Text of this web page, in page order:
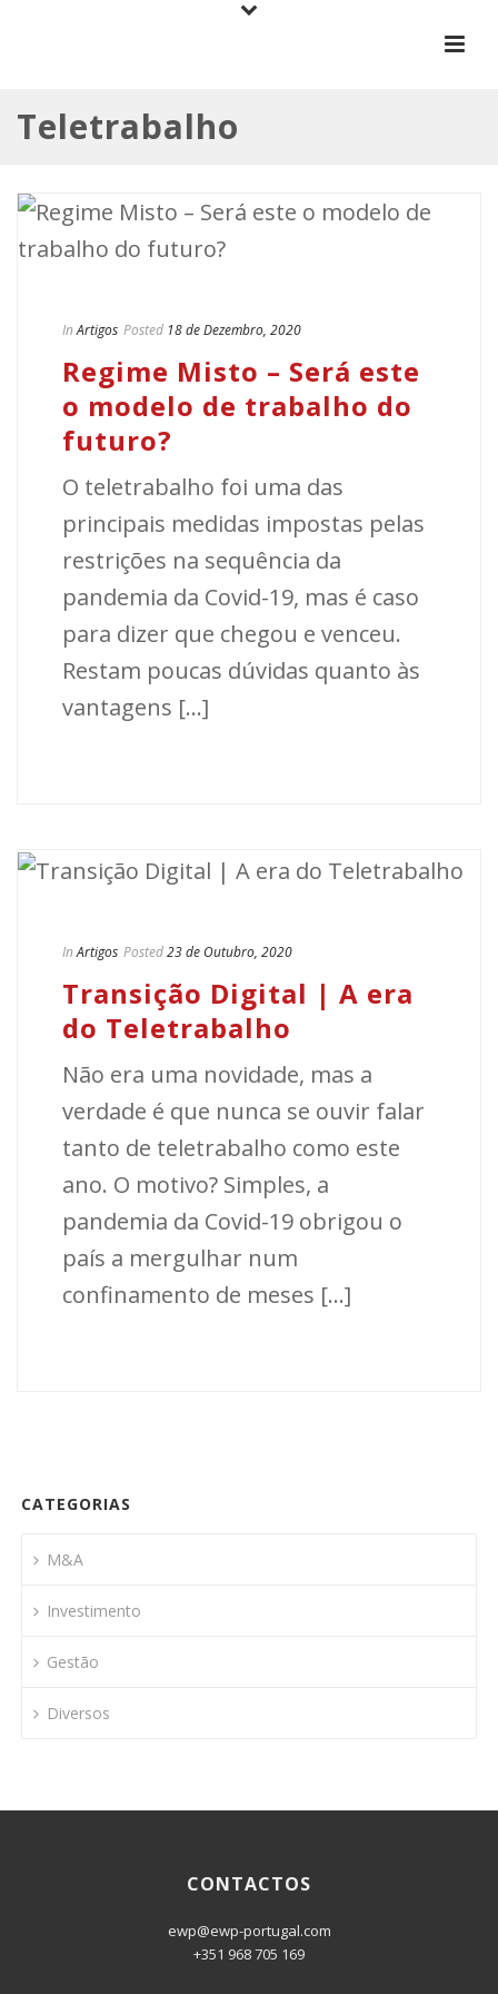
Teletrabalho
In Artigos Posted 18 de Dezembro, 2020
Regime Misto – Será este
o modelo de trabalho do
futuro?
O teletrabalho foi uma das
principais medidas impostas pelas
restrições na sequência da
pandemia da Covid-19, mas é caso
para dizer que chegou e venceu.
Restam poucas dúvidas quanto às
vantagens [...]
In Artigos Posted23 de Outubro, 2020
Transição Digital | A era
do Teletrabalho
Não era uma novidade, mas a
verdade é que nunca se ouvir falar
tanto de teletrabalho como este
ano. O motivo? Simples, a
pandemia da Covid-19 obrigou o
país a mergulhar num
confinamento de meses [...]
CATEGORIAS
M&A
Investimento
Gestão
Diversos
CONTACTOS
ewp@ewp-portugal.com
+351 968 705 169